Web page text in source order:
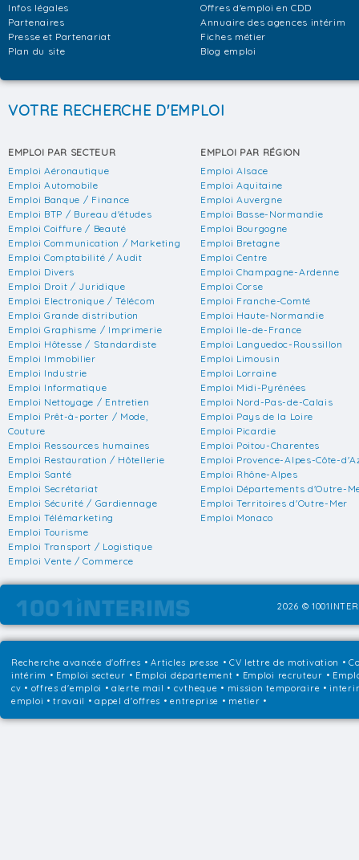
Infos légales
Partenaires
Presse et Partenariat
Plan du site
Offres d'emploi en CDD
Annuaire des agences intérim
Fiches métier
Blog emploi
VOTRE RECHERCHE D'EMPLOI
EMPLOI PAR SECTEUR
Emploi Aéronautique
Emploi Automobile
Emploi Banque / Finance
Emploi BTP / Bureau d'études
Emploi Coiffure / Beauté
Emploi Communication / Marketing
Emploi Comptabilité / Audit
Emploi Divers
Emploi Droit / Juridique
Emploi Electronique / Télécom
Emploi Grande distribution
Emploi Graphisme / Imprimerie
Emploi Hôtesse / Standardiste
Emploi Immobilier
Emploi Industrie
Emploi Informatique
Emploi Nettoyage / Entretien
Emploi Prêt-à-porter / Mode,
Couture
Emploi Ressources humaines
Emploi Restauration / Hôtellerie
Emploi Santé
Emploi Secrétariat
Emploi Sécurité / Gardiennage
Emploi Télémarketing
Emploi Tourisme
Emploi Transport / Logistique
Emploi Vente / Commerce
EMPLOI PAR RÉGION
Emploi Alsace
Emploi Aquitaine
Emploi Auvergne
Emploi Basse-Normandie
Emploi Bourgogne
Emploi Bretagne
Emploi Centre
Emploi Champagne-Ardenne
Emploi Corse
Emploi Franche-Comté
Emploi Haute-Normandie
Emploi Ile-de-France
Emploi Languedoc-Roussillon
Emploi Limousin
Emploi Lorraine
Emploi Midi-Pyrénées
Emploi Nord-Pas-de-Calais
Emploi Pays de la Loire
Emploi Picardie
Emploi Poitou-Charentes
Emploi Provence-Alpes-Côte-
Emploi Rhône-Alpes
Emploi Départements d'Outre-
Emploi Territoires d'Outre-Mer
Emploi Monaco
2026 ©
Recherche avancée d'offres •Articles presse • CV lettre de motivation •
intérim • Emploi secteur • Emploi département • Emploi recruteur •
cv • offres d'emploi • alerte mail • cvtheque • mission temporaire •
emploi • travail • appel d'offres • entreprise • metier •